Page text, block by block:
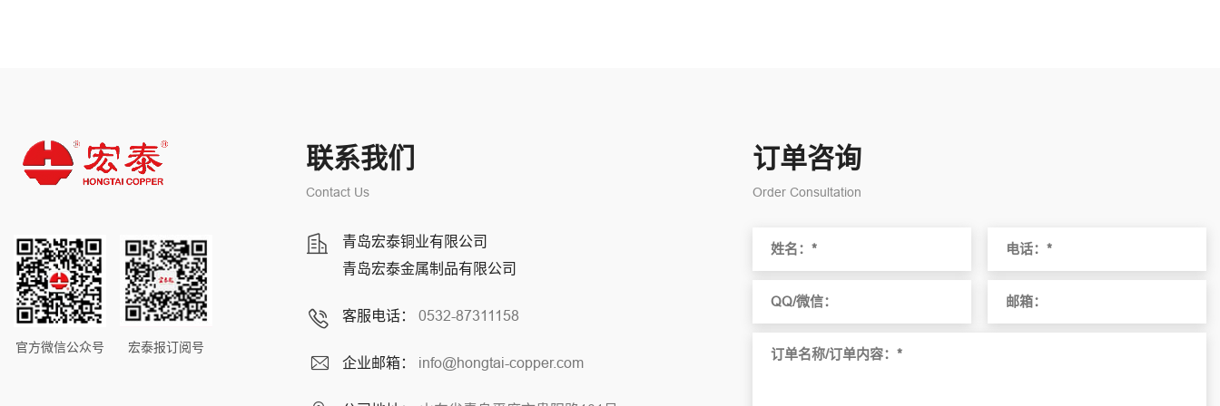
官方微信公众号 宏泰报订阅号
联系我们
Contact Us
青岛宏泰铜业有限公司
青岛宏泰金属制品有限公司
客服电话： 0532-87311158
企业邮箱： info@hongtai-copper.com
订单咨询
Order Consultation